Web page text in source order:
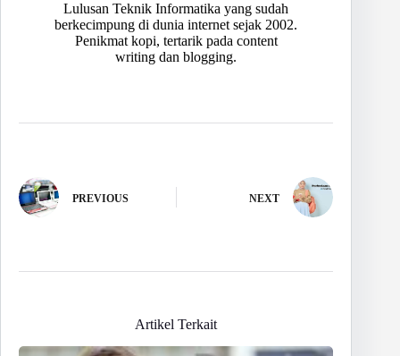
Lulusan Teknik Informatika yang sudah
berkecimpung di dunia internet sejak 2002.
Penikmat kopi, tertarik pada content
writing dan blogging.
PREVIOUS NEXT
Artikel Terkait